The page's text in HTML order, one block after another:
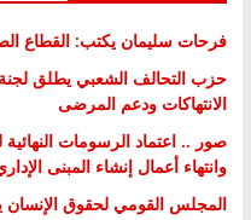
فرحات سليمان يكتب: القطاع
حزب التحالف الشعبي يطلق
الانتهاكات ودعم المرضى
صور .. اعتماد الرسومات النهائية
وانتهاء أعمال إنشاء المبنى
المجلس القومي لحقوق الإنسان